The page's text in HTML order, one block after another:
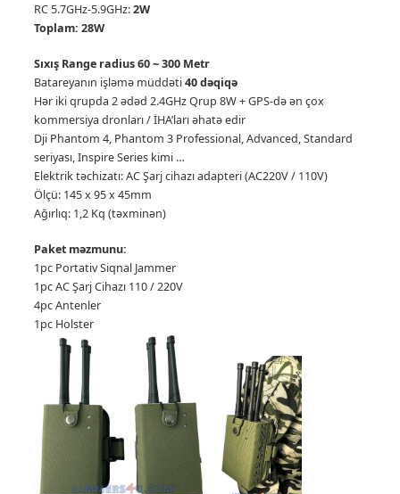
RC 5.7GHz-5.9GHz:2W
Toplam: 28W
Sıxış Range radius 60 ~ 300 Metr
Batareyanın işləmə müddəti40 dəqiqə
Hər iki qrupda 2 ədəd 2.4GHz Qrup 8W + GPS-də ən çox
kommersiya dronları / İHA’ları əhatə edir
Dji Phantom 4, Phantom 3 Professional, Advanced, Standard
seriyası, Inspire Series kimi …
Elektrik təchizatı: AC Şarj cihazı adapteri (AC220V / 110V)
Ölçü: 145 x 95 x 45mm
Ağırlıq: 1,2 Kq (təxminən)
Paket məzmunu:
1pc Portativ Siqnal Jammer
1pc AC Şarj Cihazı 110 / 220V
4pc Antenler
1pc Holster